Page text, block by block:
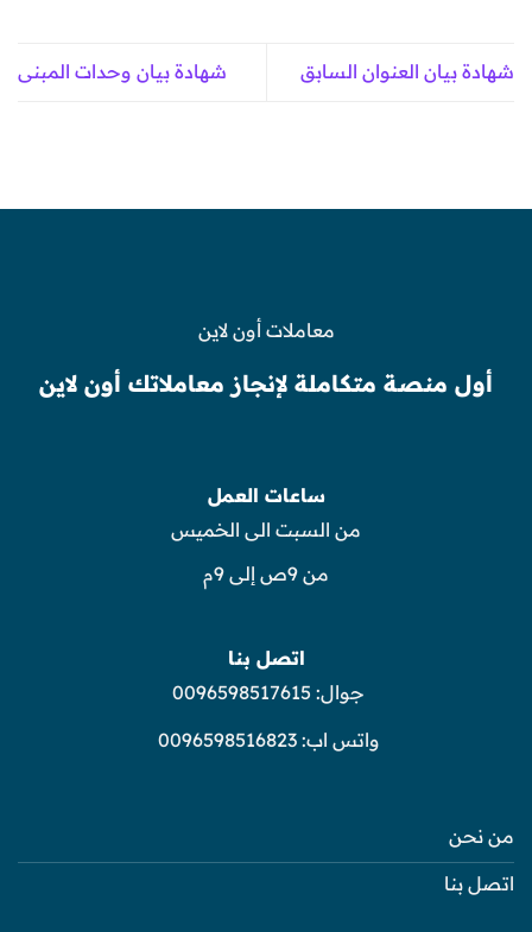
شهادة بيان العنوان السابق شهادة بيان وحدات المبنى
معاملات أون لاين
أول منصة متكاملة لإنجاز معاملاتك أون لاين
ساعات العمل
من السبت الى الخميس
من 9ص إلى 9م
اتصل بنا
جوال: 0096598517615
واتس اب:0096598516823
من نحن
اتصل بنا